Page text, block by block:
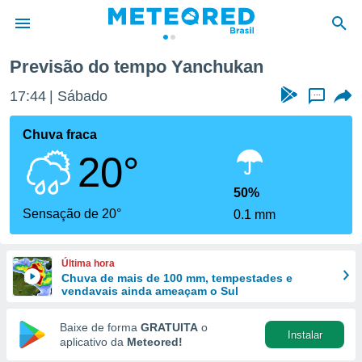
da
fornecidas
a este
das
e
forma
digital
Previsão do tempo Yanchukan
17:44 Sábado ...
Chuva fraca
20°
Sensação de 20°
50%
0.1 mm
Última hora
Chuva de mais de 100 mm, tempestades e
vendavais ainda ameaçam o Sul
Baixe de forma GRATUITA o
aplicativo da Meteored!
Instalar